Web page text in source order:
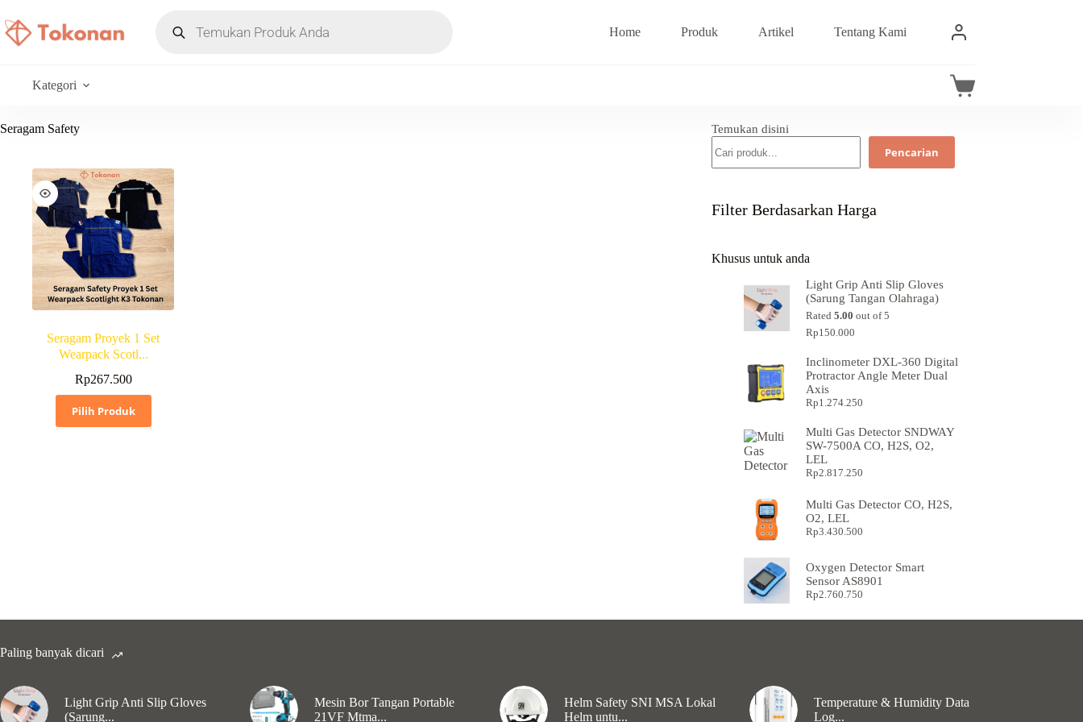
Home Produk Artikel Tentang Kami
Kategori
Seragam Safety
Seragam Proyek 1 Set
Wearpack Scotl...
Rp267.500
Pilih Produk
Temukan disini
Pencarian
Filter Berdasarkan Harga
Khusus untuk anda
Light Grip Anti Slip Gloves
(Sarung Tangan Olahraga)
Rated5.00 out of 5
Rp150.000
Inclinometer DXL-360 Digital
Protractor Angle Meter Dual
Axis
Rp1.274.250
Multi Gas Detector SNDWAY
SW-7500A CO, H2S, O2,
LEL
Rp2.817.250
Multi Gas Detector CO, H2S,
O2, LEL
Rp3.430.500
Oxygen Detector Smart
Sensor AS8901
Rp2.760.750
Paling banyak dicari
Light Grip Anti Slip Gloves
(Sarung...
Mesin Bor Tangan Portable
21VF Mtma...
Helm Safety SNI MSA Lokal
Helm untu...
Temperature & Humidity Data
Log...